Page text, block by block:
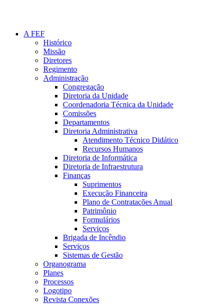
A FEF
Histórico
Missão
Diretores
Regimento
Administração
Congregação
Diretoria da Unidade
Coordenadoria Técnica da Unidade
Comissões
Departamentos
Diretoria Administrativa
Atendimento Técnico Didático
Recursos Humanos
Diretoria de Informática
Diretoria de Infraestrutura
Finanças
Suprimentos
Execução Financeira
Plano de Contratações Anual
Patrimônio
Formulários
Serviços
Brigada de Incêndio
Serviços
Sistemas de Gestão
Organograma
Planes
Processos
Logotipo
Revista Conexões